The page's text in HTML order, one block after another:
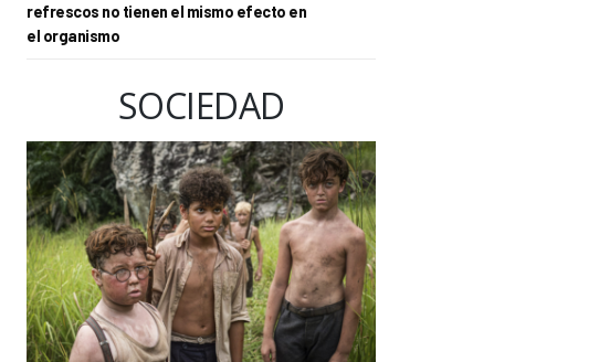
refrescos no tienen el mismo efecto en
el organismo
SOCIEDAD